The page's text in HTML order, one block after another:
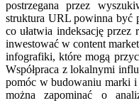
postrzegana przez
struktura URL powinna być
co ułatwia indeksację
inwestować w content
infografiki, które mogą
Współpraca z lokalnymi
pomóc w budowaniu marki
można zapominać o